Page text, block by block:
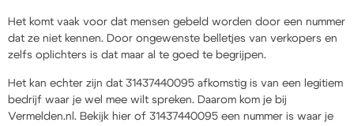
Het komt vaak voor dat mensen gebeld worden door een nummer
dat ze niet kennen. Door ongewenste belletjes van verkopers en
zelfs oplichters is dat maar al te goed te begrijpen.
Het kan echter zijn dat 31437440095 afkomstig is van een legitiem
bedrijf waar je wel mee wilt spreken. Daarom kom je bij
Vermelden.nl. Bekijk hier of 31437440095 een nummer is waar je